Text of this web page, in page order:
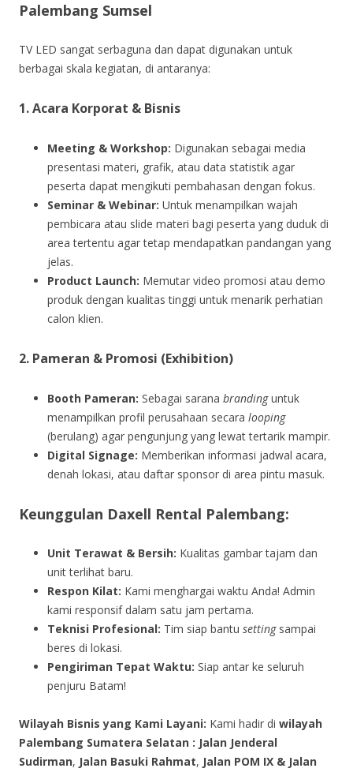
Palembang Sumsel
TV LED sangat serbaguna dan dapat digunakan untuk
berbagai skala kegiatan, di antaranya:
1. Acara Korporat & Bisnis
Meeting & Workshop: Digunakan sebagai media
presentasi materi, grafik, atau data statistik agar
peserta dapat mengikuti pembahasan dengan fokus.
Seminar & Webinar: Untuk menampilkan wajah
pembicara atau slide materi bagi peserta yang duduk di
area tertentu agar tetap mendapatkan pandangan yang
jelas.
Product Launch: Memutar video promosi atau demo
produk dengan kualitas tinggi untuk menarik perhatian
calon klien.
2. Pameran & Promosi (Exhibition)
Booth Pameran: Sebagai sarana brandinguntuk
menampilkan profil perusahaan secara looping
(berulang) agar pengunjung yang lewat tertarik mampir.
Digital Signage: Memberikan informasi jadwal acara,
denah lokasi, atau daftar sponsor di area pintu masuk.
Keunggulan Daxell Rental Palembang:
Unit Terawat & Bersih: Kualitas gambar tajam dan
unit terlihat baru.
Respon Kilat: Kami menghargai waktu Anda! Admin
kami responsif dalam satu jam pertama.
Teknisi Profesional: Tim siap bantu settingsampai
beres di lokasi.
Pengiriman Tepat Waktu: Siap antar ke seluruh
penjuru Batam!
Wilayah Bisnis yang Kami Layani: Kami hadir di wilayah
Palembang Sumatera Selatan : Jalan Jenderal
Sudirman, Jalan Basuki Rahmat, Jalan POM IX & Jalan